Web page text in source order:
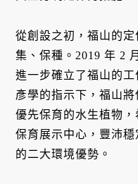
從創設之初，福山的
集、保種。2019 年 2
進一步確立了福山的
彥學的指示下，福山
優先保育的水生植物
保育展示中心，豐沛
的二大環境優勢。